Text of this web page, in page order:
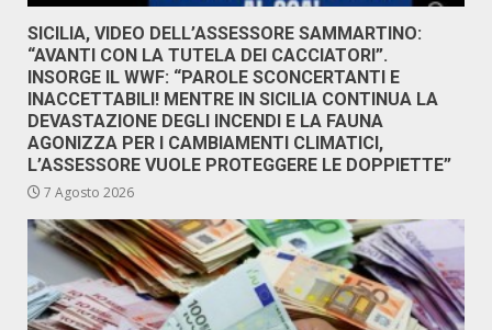
SICILIA, VIDEO DELL’ASSESSORE SAMMARTINO:
“AVANTI CON LA TUTELA DEI CACCIATORI”.
INSORGE IL WWF: “PAROLE SCONCERTANTI E
INACCETTABILI! MENTRE IN SICILIA CONTINUA LA
DEVASTAZIONE DEGLI INCENDI E LA FAUNA
AGONIZZA PER I CAMBIAMENTI CLIMATICI,
L’ASSESSORE VUOLE PROTEGGERE LE DOPPIETTE”
7 Agosto 2026